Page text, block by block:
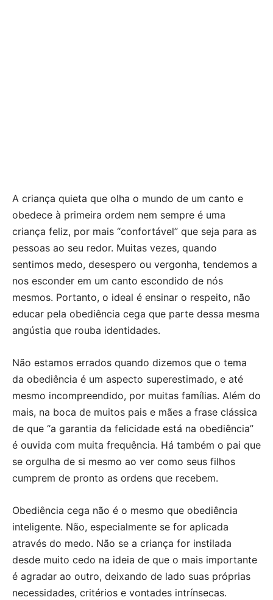
A criança quieta que olha o mundo de um canto e
obedece à primeira ordem nem sempre é uma
criança feliz, por mais “confortável” que seja para as
pessoas ao seu redor. Muitas vezes, quando
sentimos medo, desespero ou vergonha, tendemos a
nos esconder em um canto escondido de nós
mesmos. Portanto, o ideal é ensinar o respeito, não
educar pela obediência cega que parte dessa mesma
angústia que rouba identidades.
Não estamos errados quando dizemos que o tema
da obediência é um aspecto superestimado, e até
mesmo incompreendido, por muitas famílias. Além do
mais, na boca de muitos pais e mães a frase clássica
de que “a garantia da felicidade está na obediência”
é ouvida com muita frequência. Há também o pai que
se orgulha de si mesmo ao ver como seus filhos
cumprem de pronto as ordens que recebem.
Obediência cega não é o mesmo que obediência
inteligente. Não, especialmente se for aplicada
através do medo. Não se a criança for instilada
desde muito cedo na ideia de que o mais importante
é agradar ao outro, deixando de lado suas próprias
necessidades, critérios e vontades intrínsecas.